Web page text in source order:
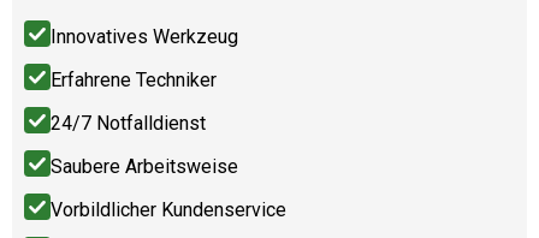
Innovatives Werkzeug
Erfahrene Techniker
24/7 Notfalldienst
Saubere Arbeitsweise
Vorbildlicher Kundenservice